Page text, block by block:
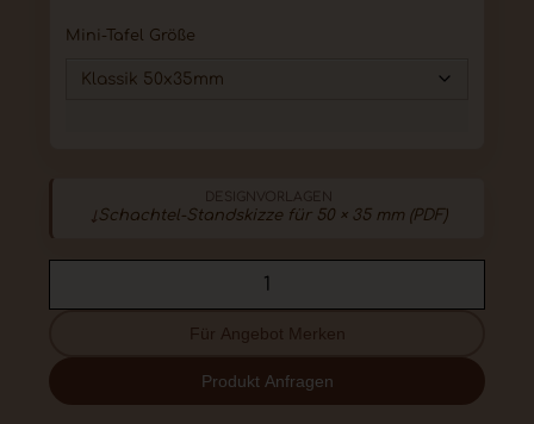
Mini-Tafel Größe
DESIGNVORLAGEN
Schachtel-Standskizze für 50 × 35 mm (PDF)
Für Angebot Merken
Produkt Anfragen